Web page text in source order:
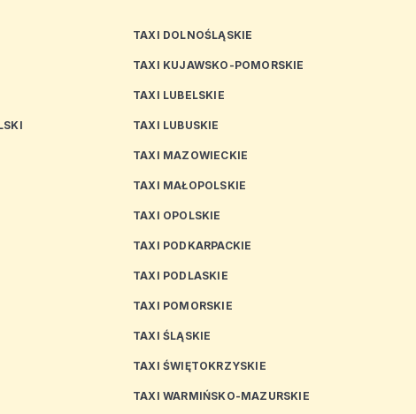
TAXI DOLNOŚLĄSKIE
TAXI KUJAWSKO-POMORSKIE
TAXI LUBELSKIE
TAXI LUBUSKIE
TAXI MAZOWIECKIE
TAXI MAŁOPOLSKIE
TAXI OPOLSKIE
TAXI PODKARPACKIE
TAXI PODLASKIE
TAXI POMORSKIE
TAXI ŚLĄSKIE
TAXI ŚWIĘTOKRZYSKIE
TAXI WARMIŃSKO-MAZURSKIE